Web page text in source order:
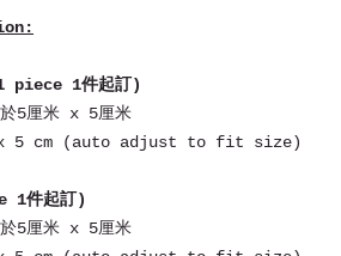
1件起訂)
於5厘米 x 5厘米
x 5 cm (auto adjust to fit size)
1件起訂)
於5厘米 x 5厘米